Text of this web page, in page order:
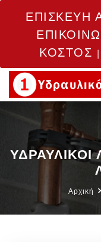
ΕΠΙΣΚΕΥΗ
ΚΟΣΤΟΣ |
ΥΔΡΑΥΛΙΚΟΙ
Αρχική